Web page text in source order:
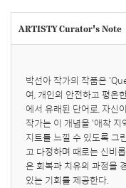
ARTISTY Curator's Note
박선아 작가의 작품은
여, 개인의 안전하고 평온
에서 유래된 단어로, 자신
작가는 이 개념을 '애착
지트를 느낄 수 있도록 그
고 다정하며 때로는 신비
은 회복과 치유의 과정을
있는 기회를 제공한다.